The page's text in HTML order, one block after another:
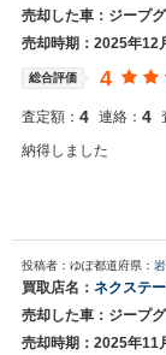
売却した車：ジープ
売却時期：2025年12
総合評価 4
査定額： 4 連絡： 4
納得しました
投稿者：ゆぽ都道府県：
買取店名： ネクステ
売却した車：ジープ
売却時期：2025年11